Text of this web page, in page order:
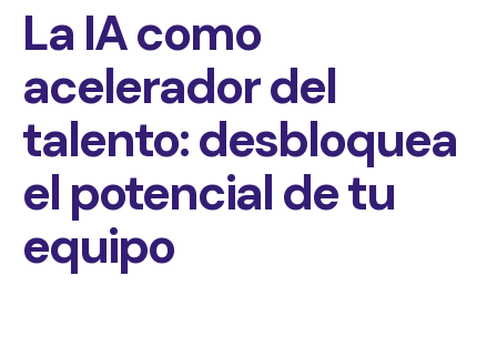
La IA como
acelerador del
talento: desbloquea
el potencial de tu
equipo